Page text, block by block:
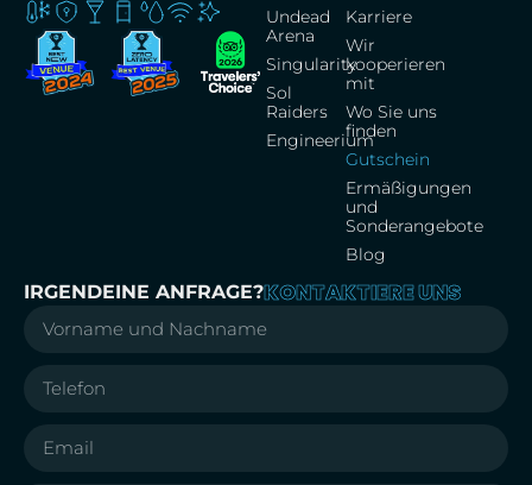
Undead
Arena
Singularity
Sol
Raiders
Engineerium
Karriere
Wir
kooperieren
mit
Wo Sie uns
finden
Gutschein
Ermäßigungen
und
Sonderangebote
Blog
IRGENDEINE ANFRAGE?KONTAKTIERE UNS